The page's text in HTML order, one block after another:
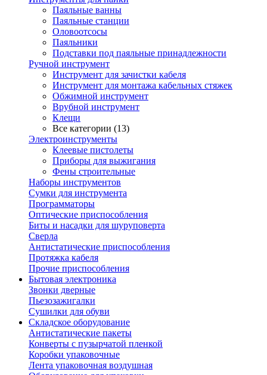
Паяльные ванны
Паяльные станции
Оловоотсосы
Паяльники
Подставки под паяльные принадлежности
Ручной инструмент
Инструмент для зачистки кабеля
Инструмент для монтажа кабельных стяжек
Обжимной инструмент
Врубной инструмент
Клещи
Все категории (13)
Электроинструменты
Клеевые пистолеты
Приборы для выжигания
Фены строительные
Наборы инструментов
Сумки для инструмента
Программаторы
Оптические приспособления
Биты и насадки для шуруповерта
Сверла
Антистатические приспособления
Протяжка кабеля
Прочие приспособления
Бытовая электроника
Звонки дверные
Пьезозажигалки
Сушилки для обуви
Складское оборудование
Антистатические пакеты
Конверты с пузырчатой пленкой
Коробки упаковочные
Лента упаковочная воздушная